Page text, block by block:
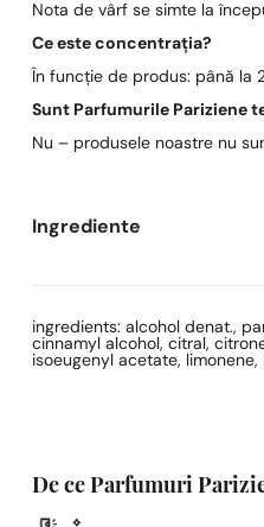
Nota de vârf se simte la
Ce este concentrația?
În funcție de produs: până la
Sunt Parfumurile Pariziene
Nu – produsele noastre nu
Ingrediente
ingredients: alcohol denat.,
cinnamyl alcohol, citral,
isoeugenyl acetate,
De ce Parfumuri